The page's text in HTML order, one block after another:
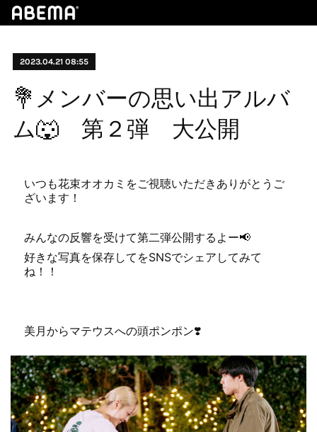
2023.04.21 08:55
💐メンバーの思い出アルバ
ム🐺 第２弾 大公開
いつも花束オオカミをご視聴いただきありがとうご
ざいます！
みんなの反響を受けて第二弾公開するよー📢
好きな写真を保存してをSNSでシェアしてみて
ね！！
美月からマテウスへの頭ポンポン❣️